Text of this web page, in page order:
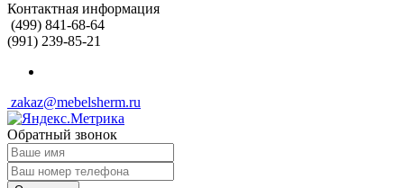
Контактная информация
(499) 841-68-64
(991) 239-85-21
zakaz@mebelsherm.ru
Обратный звонок